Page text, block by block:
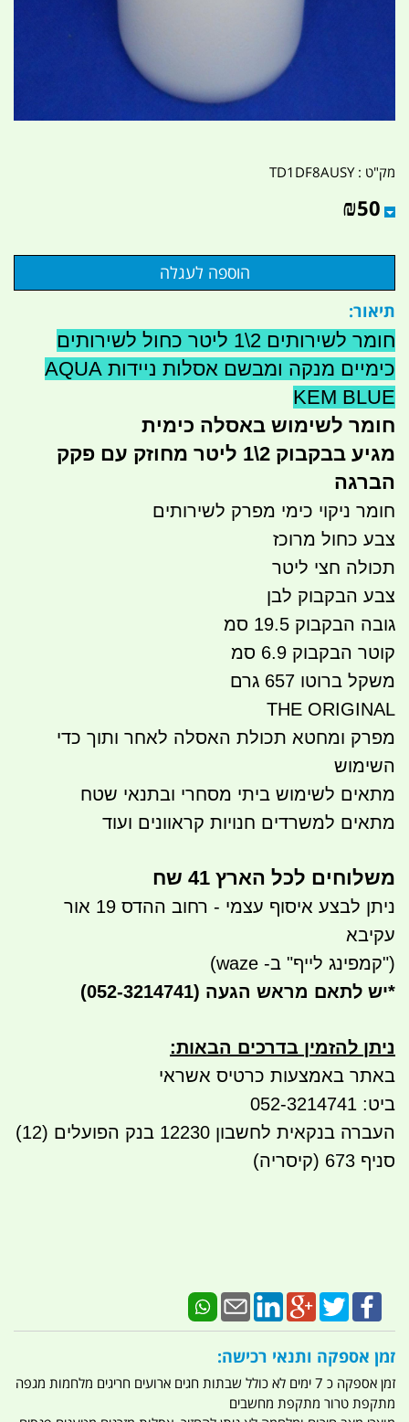
מק"ט :TD1DF8AUSY
₪50
תיאור:
חומר לשירותים 2\1 ליטר כחול לשירותים
כימיים מנקה ומבשם אסלות ניידות AQUA
KEM BLUE
חומר לשימוש באסלה כימית
מגיע בבקבוק 2\1 ליטר מחוזק עם פקק
הברגה
חומר ניקוי כימי מפרק לשירותים
צבע כחול מרוכז
תכולה חצי ליטר
צבע הבקבוק לבן
גובה הבקבוק 19.5 סמ
קוטר הבקבוק 6.9 סמ
משקל ברוטו 657 גרם
THE ORIGINAL
מפרק ומחטא תכולת האסלה לאחר ותוך כדי
השימוש
מתאים לשימוש ביתי מסחרי ובתנאי שטח
מתאים למשרדים חנויות קראוונים ועוד
משלוחים לכל הארץ 41 שח
ניתן לבצע איסוף עצמי - רחוב ההדס 19 אור
עקיבא
("קמפינג לייף" ב- waze)
*יש לתאם מראש הגעה (052-3214741)
ניתן להזמין בדרכים הבאות:
באתר באמצעות כרטיס אשראי
ביט: 052-3214741
העברה בנקאית לחשבון 12230 בנק הפועלים (12)
סניף 673 (קיסריה)
זמן אספקה ותנאי רכישה:
זמן אספקה כ 7 ימים לא כולל שבתות חגים ארועים חריגים מלחמות מגפה
מתקפת טרור מתקפת מחשבים